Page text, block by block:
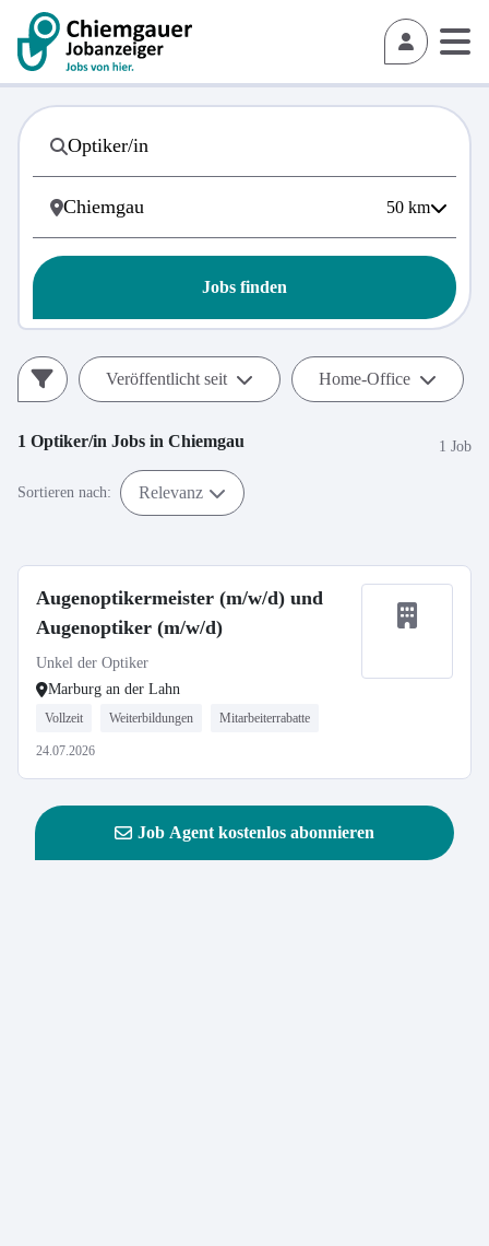
50 km
Jobs finden
Veröffentlicht seit Home-Office
1 Optiker/in Jobs in Chiemgau 1 Job
Sortieren nach: Relevanz
Augenoptikermeister (m/w/d) und
Augenoptiker (m/w/d)
Unkel der Optiker
Marburg an der Lahn
Vollzeit Weiterbildungen Mitarbeiterrabatte
24.07.2026
Job Agent kostenlos abonnieren